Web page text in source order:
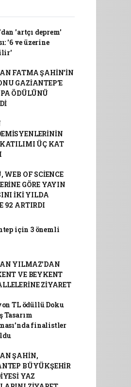
'artçı deprem'
'6 ve üzerine
FATMA ŞAHİN’İN
GAZİANTEP’E
ÖDÜLÜNÜ
KATILIMI ÜÇ KAT
WEB OF SCİENCE
GÖRE YAYIN
İKİ YILDA
92 ARTIRDI
için 3 önemli
YILMAZ’DAN
VE BEYKENT
ZİYARET
TL ödüllü Doku
Tasarım
finalistler
ŞAHİN,
BÜYÜKŞEHİR
YAZ